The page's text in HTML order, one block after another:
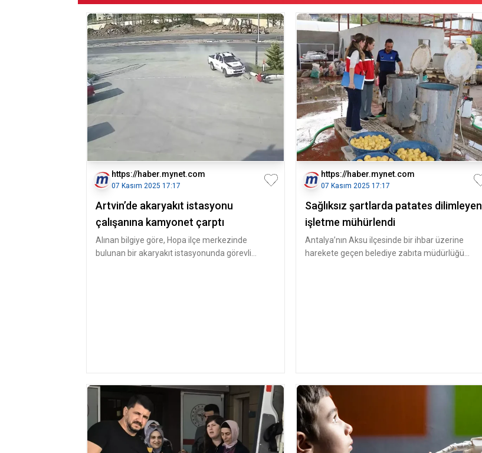
https://haber.mynet.com
07 Kasım 2025 17:17
Artvin’de akaryakıt istasyonu
çalışanına kamyonet çarptı
Alınan bilgiye göre, Hopa ilçe merkezinde
bulunan bir akaryakıt istasyonunda görevli
https://haber.mynet.com
07 Kasım 2025 17:17
Sağlıksız şartlarda patates dilimleyen
işletme mühürlendi
Antalya’nın Aksu ilçesinde bir ihbar üzerine
harekete geçen belediye zabıta müdürlüğü